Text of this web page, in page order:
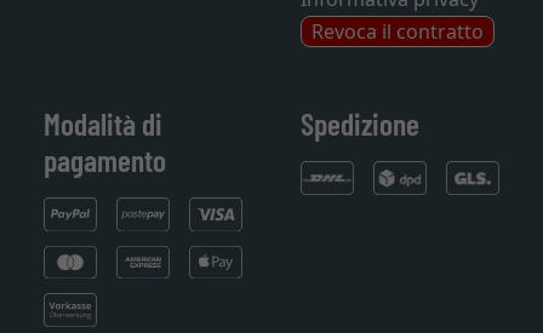
Revoca il contratto
Modalità di
pagamento
Spedizione